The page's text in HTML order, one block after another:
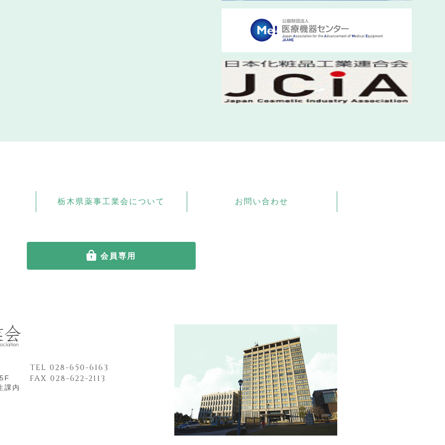
栃木県薬事工業会について お問い合わせ
会員専用
課内
TEL 028-650-6163
FAX 028-622-2113